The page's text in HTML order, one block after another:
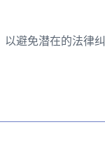
避免潜在的法律纠